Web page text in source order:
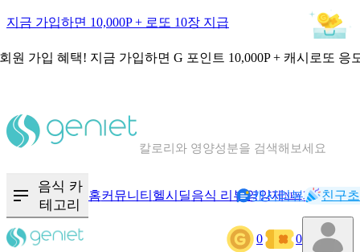
지금 가입하면 10,000P + 로또 10장 지급
원 가입 혜택! 지금 가입하면 G 포인트 10,000P + 캐시로또 응
칼로리와 영양성분을 검색해보세요
음식 카
테고리
홈커뮤니티 헬시딜음식 리뷰영양제NEW기록
캐시리뷰 친구
0 0